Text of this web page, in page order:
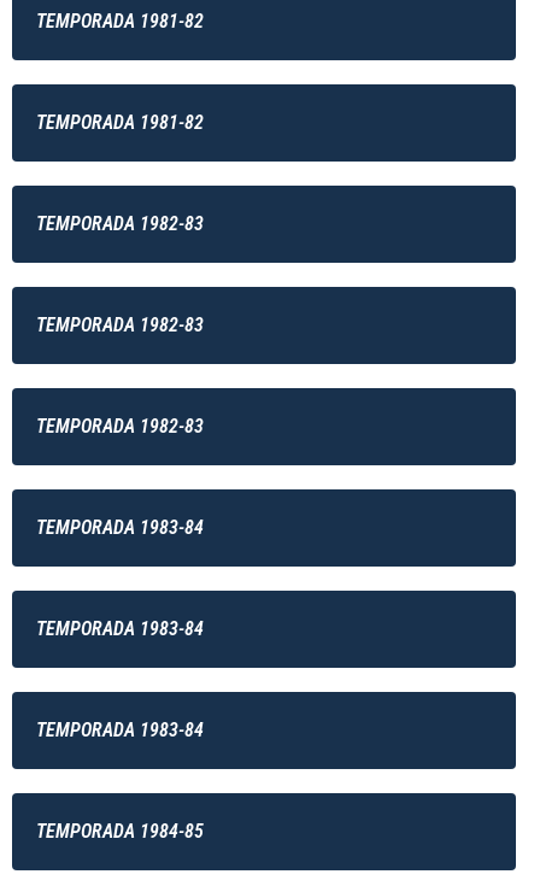
TEMPORADA 1981-82
TEMPORADA 1981-82
TEMPORADA 1982-83
TEMPORADA 1982-83
TEMPORADA 1982-83
TEMPORADA 1983-84
TEMPORADA 1983-84
TEMPORADA 1983-84
TEMPORADA 1984-85